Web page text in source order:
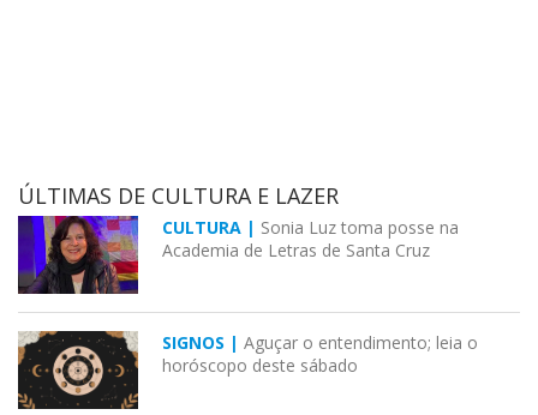
ÚLTIMAS DE CULTURA E LAZER
CULTURA | Sonia Luz toma posse na
Academia de Letras de Santa Cruz
SIGNOS | Aguçar o entendimento; leia o
horóscopo deste sábado